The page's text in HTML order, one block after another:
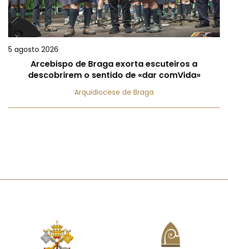
5 agosto 2026
Arcebispo de Braga exorta escuteiros a
descobrirem o sentido de «dar comVida»
Arquidiocese de Braga